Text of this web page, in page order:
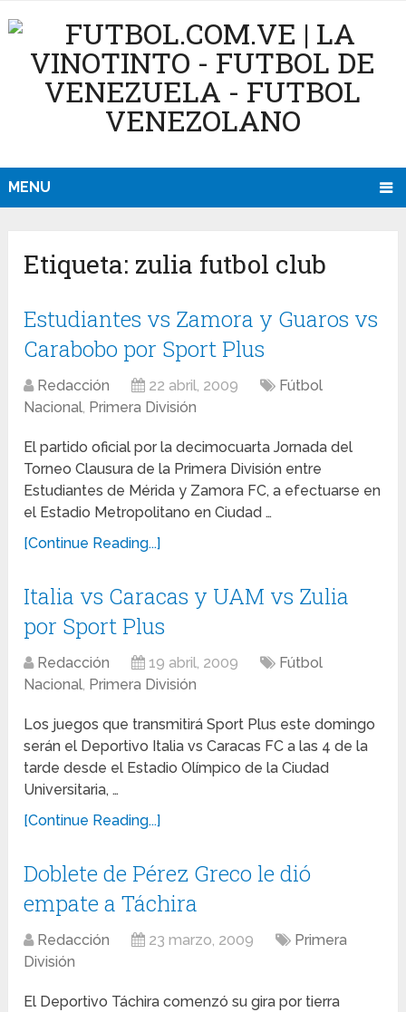
MENU
Etiqueta: zulia futbol club
Estudiantes vs Zamora y Guaros vs
Carabobo por Sport Plus
Redacción 22 abril, 2009
Fútbol
Nacional, Primera División
El partido oficial por la decimocuarta Jornada del
Torneo Clausura de la Primera División entre
Estudiantes de Mérida y Zamora FC, a efectuarse en
el Estadio Metropolitano en Ciudad …
[Continue Reading...]
Italia vs Caracas y UAM vs Zulia
por Sport Plus
Redacción 19 abril, 2009
Fútbol
Nacional, Primera División
Los juegos que transmitirá Sport Plus este domingo
serán el Deportivo Italia vs Caracas FC a las 4 de la
tarde desde el Estadio Olímpico de la Ciudad
Universitaria, …
[Continue Reading...]
Doblete de Pérez Greco le dió
empate a Táchira
Redacción 23 marzo, 2009
Primera
División
El Deportivo Táchira comenzó su gira por tierra